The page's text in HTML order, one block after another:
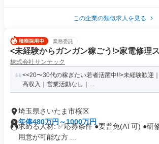
この企業の類似求人を見る
業務委託
<未経験からガンガン稼ごう!>家電修理
株式会社サンテック
<<20〜30代の稼ぎたい若者活躍中!!>未経験歓迎
高収入｜営業活動なし｜...
埼玉県さいたま市桜区
年俸480万円～1000万円
求める人材: ✅️応募条件 ●要普免(AT可) ●研
用意が可能な方 ...